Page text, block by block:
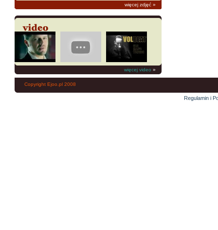
więcej zdjęć »
więcej video »
Copyright Ejoo.pl 2008
Regulamin i